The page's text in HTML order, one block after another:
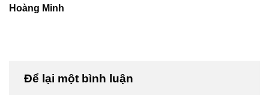
Hoàng Minh
Để lại một bình luận